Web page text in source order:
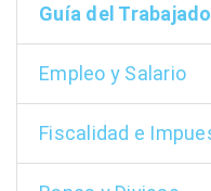
Guía del
Empleo y Salario
Fiscalidad e